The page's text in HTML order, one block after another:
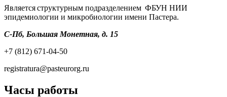
Является структурным подразделением ФБУН НИИ
эпидемиологии и микробиологии имени Пастера.
С-Пб, Большая Монетная, д. 15
+7 (812) 671-04-50
registratura@pasteurorg.ru
Часы работы